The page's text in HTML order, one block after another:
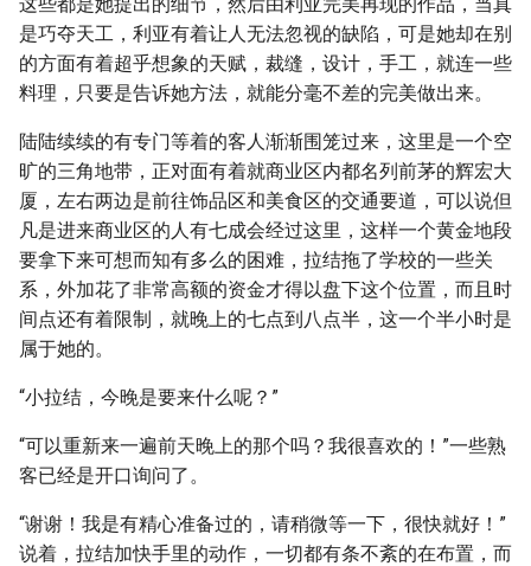
是巧夺天工，利亚有着让人无法忽视的缺陷，可是她却在别
的方面有着超乎想象的天赋，裁缝，设计，手工，就连一些
料理，只要是告诉她方法，就能分毫不差的完美做出来。
陆陆续续的有专门等着的客人渐渐围笼过来，这里是一个空
旷的三角地带，正对面有着就商业区内都名列前茅的辉宏大
厦，左右两边是前往饰品区和美食区的交通要道，可以说但
凡是进来商业区的人有七成会经过这里，这样一个黄金地段
要拿下来可想而知有多么的困难，拉结拖了学校的一些关
系，外加花了非常高额的资金才得以盘下这个位置，而且时
间点还有着限制，就晚上的七点到八点半，这一个半小时是
属于她的。
“小拉结，今晚是要来什么呢？”
“可以重新来一遍前天晚上的那个吗？我很喜欢的！”一些熟
客已经是开口询问了。
“谢谢！我是有精心准备过的，请稍微等一下，很快就好！”
说着，拉结加快手里的动作，一切都有条不紊的在布置，而